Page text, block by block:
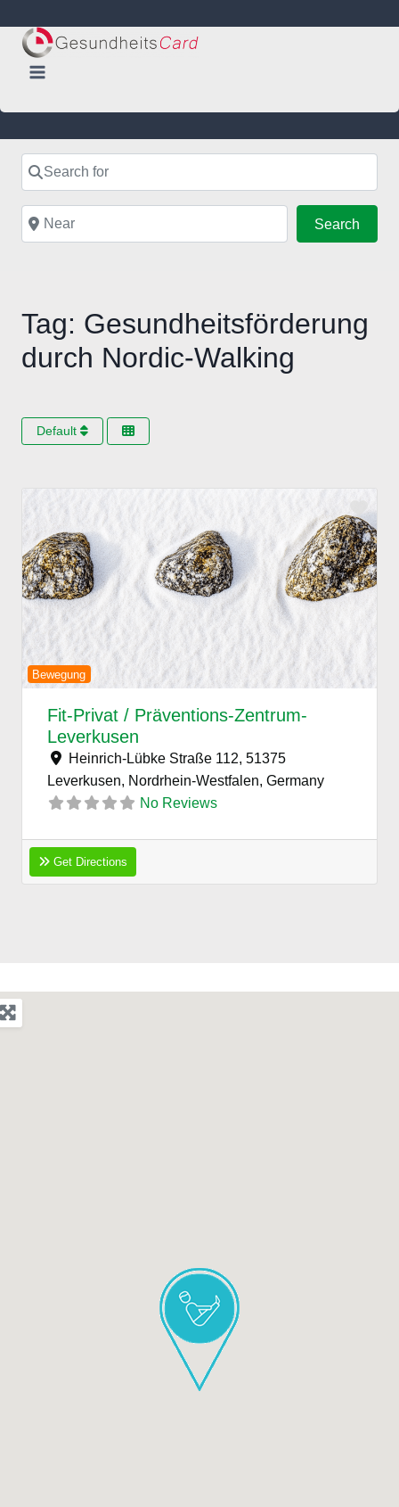
content
Search for
Near
Search
Tag: Gesundheitsförderung
durch Nordic-Walking
Default
Bewegung
Previous Next
Fit-Privat / Präventions-Zentrum-
Leverkusen
Heinrich-Lübke Straße 112, 51375
Leverkusen, Nordrhein-Westfalen, Germany
No Reviews
Get Directions